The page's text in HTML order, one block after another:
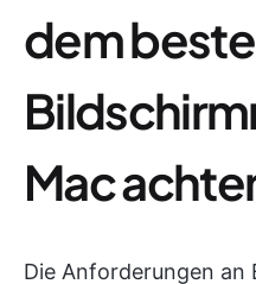
dem
Mac
Die Anforderungen an